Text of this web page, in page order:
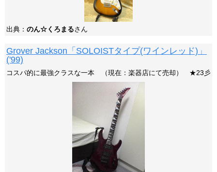
出典： のん☆くろまるさん
Grover Jackson「SOLOISTタイプ(ワインレッド)」
('99)
コスパ的に最強クラスな一本 （現在：楽器店にて売却） ★23彡